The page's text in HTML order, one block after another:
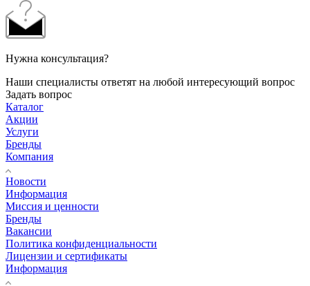
Нужна консультация?
Наши специалисты ответят на любой интересующий вопрос
Задать вопрос
Каталог
Акции
Услуги
Бренды
Компания
Новости
Информация
Миссия и ценности
Бренды
Вакансии
Политика конфиденциальности
Лицензии и сертификаты
Информация